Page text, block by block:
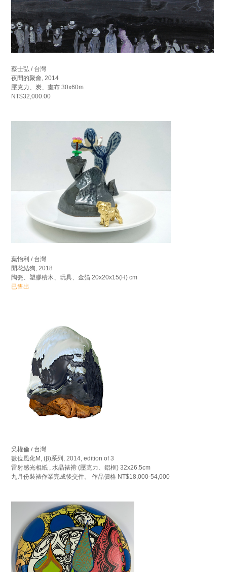
蔡士弘 / 台灣
夜間的聚會, 2014
壓克力、炭、畫布 30x60m
NT$32,000.00
葉怡利 / 台灣
開花結狗, 2018
陶瓷、塑膠積木、玩具、金箔 20x20x15(H) cm
已售出
吳權倫 / 台灣
數位風化M, (β)系列, 2014, edition of 3
雷射感光相紙 , 水晶裱褙 (壓克力、鋁框) 32x26.5cm
九月份裝裱作業完成後交件。 作品價格 NT$18,000-54,000